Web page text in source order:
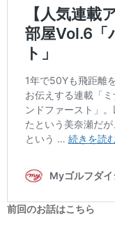
前回のお話はこちら